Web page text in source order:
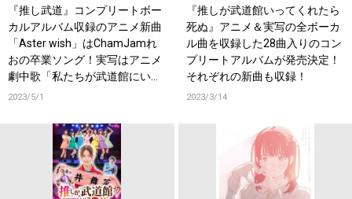
『推し武道』コンプリートボー
カルアルバム収録のアニメ新曲
「Aster wish」はChamJamれ
おの卒業ソング！実写はアニメ
劇中歌「私たちが武道館にいっ
たら」を新たにカバー！そして
からコメント到着！
2023/5/1
『推しが武道館いってくれたら
死ぬ』アニメ＆実写の全ボーカ
ル曲を収録した28曲入りのコン
プリートアルバムが発売決定！
それぞれの新曲も収録！
2023/3/14